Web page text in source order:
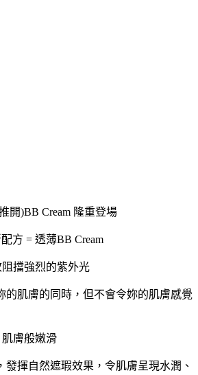
開)BB Cream 隆重登場
方 = 透薄BB Cream
阻擋強烈的紫外光
的肌膚的同時，但不會令妳的肌膚感覺
膚般嫩滑
發揮自然遮瑕效果，令肌膚呈現水潤、